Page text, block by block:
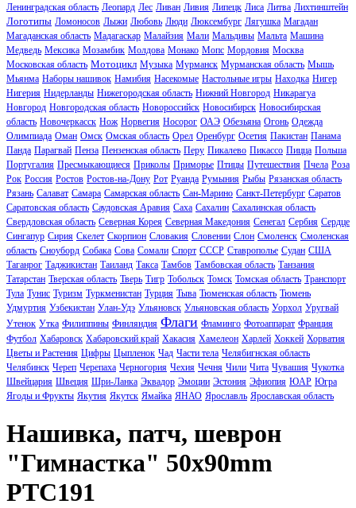
Ленинградская область Леопард Лес Ливан Ливия Липецк Лиса Литва Лихтинштейн
Логотипы Ломоносов Лыжи Любовь Люди Люксембург Лягушка Магадан
Магаданская область Мадагаскар Малайзия Мали Мальдивы Мальта Машина
Медведь Мексика Мозамбик Молдова Монако Мопс Мордовия Москва
Московская область Мотоцикл Музыка Мурманск Мурманская область Мышь
Мьянма Наборы нашивок Намибия Насекомые Настольные игры Находка Нигер
Нигерия Нидерланды Нижегородская область Нижний Новгород Никарагуа
Новгород Новгородская область Новороссийск Новосибирск Новосибирская
область Новочеркасск Нож Норвегия Носорог ОАЭ Обезьяна Огонь Одежда
Олимпиада Оман Омск Омская область Орел Оренбург Осетия Пакистан Панама
Панда Парагвай Пенза Пензенская область Перу Пикалево Пикассо Пицца Польша
Португалия Пресмыкающиеся Приколы Приморье Птицы Путешествия Пчела Роза
Рок Россия Ростов Ростов-на-Дону Рот Руанда Румыния Рыбы Рязанская область
Рязань Салават Самара Самарская область Сан-Марино Санкт-Петербург Саратов
Саратовская область Саудовская Аравия Саха Сахалин Сахалинская область
Свердловская область Северная Корея Северная Македония Сенегал Сербия Сердце
Сингапур Сирия Скелет Скорпион Словакия Словении Слон Смоленск Смоленская
область Сноуборд Собака Сова Сомали Спорт СССР Ставрополье Судан США
Таганрог Таджикистан Таиланд Такса Тамбов Тамбовская область Танзания
Татарстан Тверская область Тверь Тигр Тобольск Томск Томская область Транспорт
Тула Тунис Туризм Туркменистан Турция Тыва Тюменская область Тюмень
Удмуртия Узбекистан Улан-Удэ Ульяновск Ульяновская область Уорхол Уругвай
Утенок Утка Филиппины Финляндия Флаги Фламинго Фотоаппарат Франция
Футбол Хабаровск Хабаровский край Хакасия Хамелеон Харлей Хоккей Хорватия
Цветы и Растения Цифры Цыпленок Чад Части тела Челябигнская область
Челябинск Череп Черепаха Черногория Чехия Чечня Чили Чита Чувашия Чукотка
Швейцария Швеция Шри-Ланка Эквадор Эмоции Эстония Эфиопия ЮАР Югра
Ягоды и Фрукты Якутия Якутск Ямайка ЯНАО Ярославль Ярославская область
Нашивка, патч, шеврон
"Гимнастка" 50x90mm
PTC191